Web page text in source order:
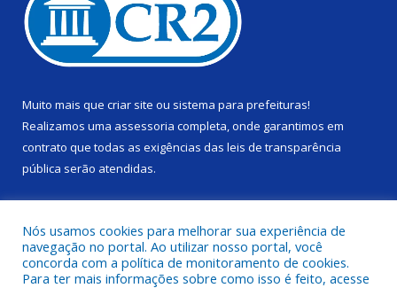
Muito mais que criar site ou sistema para prefeituras!
Realizamos uma assessoria completa, onde garantimos em
contrato que todas as exigências das leis de transparência
pública serão atendidas.
Nós usamos cookies para melhorar sua experiência de
navegação no portal. Ao utilizar nosso portal, você
concorda com a política de monitoramento de cookies.
Para ter mais informações sobre como isso é feito, acesse